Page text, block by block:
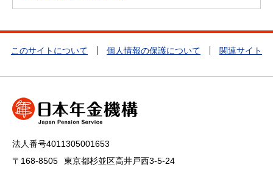
このサイトについて 個人情報の保護について 関連サイト
法人番号4011305001653
〒168-8505
東京都杉並区高井戸西3-5-24